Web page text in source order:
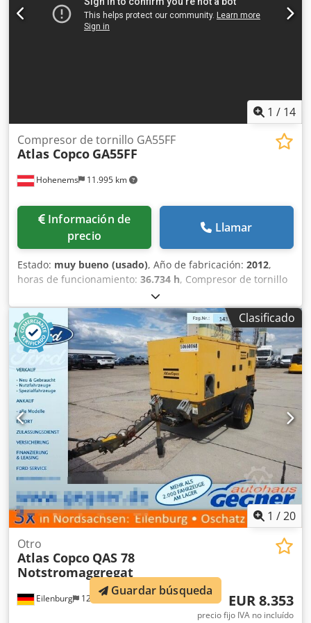
los compresores lubricados.
1 / 14
Hohenems 11.995 km
Compresor de tornillo GA55FF
Atlas Copco GA55FF
Información de
precio
Llamar
Estado: muy bueno (usado), Año de fabricación: 2012,
horas de funcionamiento: 36.734 h, Compresor de tornillo
Atlas Copco GA55FF Dksdpfxozphrwe Apqer Secador
integrado 55 kW 9,80 bares 8,87 m³/min Año de
fabricación: 2012 Horas de funcionamiento: 36.734Clasificado
1 /20
Eilenburg 12.439 km
Otro
Atlas Copco QAS 78
Notstromaggregat
EUR 8.353
precio fijo IVA no incluído
Guardar búsqueda